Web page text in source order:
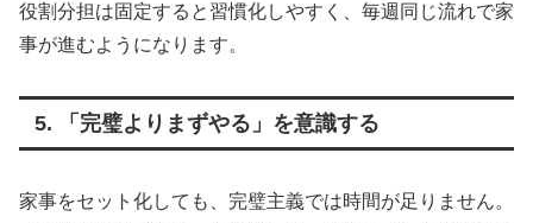
役割分担は固定すると習慣化しやすく、毎週同じ流れで家
事が進むようになります。
5. 「完璧よりまずやる」を意識する
家事をセット化しても、完璧主義では時間が足りません。